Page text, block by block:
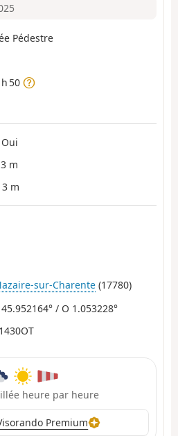
Pédestre
50
Oui
m
3 m
sur-Charente (17780)
/ O 1.053228°
heure par heure
Premium